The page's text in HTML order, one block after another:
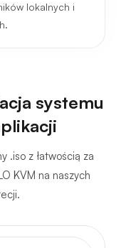
lokalnych i
systemu
.iso z łatwością za
KVM na naszych